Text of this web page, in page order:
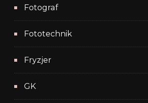
Fotograf
Fototechnik
Fryzjer
GK